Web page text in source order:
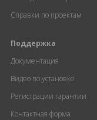
Справки по проектам
Поддержка
Документация
Видео по установке
Регистрации гарантии
Контактная форма